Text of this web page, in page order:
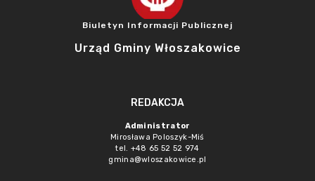
Biuletyn Informacji Publicznej
Urząd Gminy Włoszakowice
REDAKCJA
Administrator
Mirosława Poloszyk-Miś
tel. +48 65 52 52 974
gmina@wloszakowice.pl